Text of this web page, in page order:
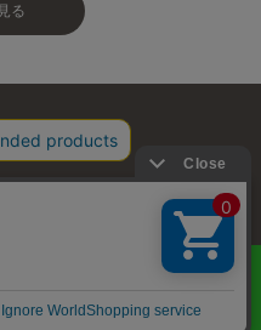
る
プライバシーポリシー
く表示